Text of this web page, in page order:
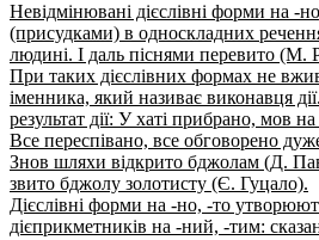
Невідмінювані дієслівні форми на -
(присудками) в односкладних
людині. І даль піснями перевито (М.
При таких дієслівних формах не
іменника, який називає виконавця
результат дії: У хаті прибрано, мов
Все переспівано, все обговорено
Знов шляхи відкрито бджолам (Д.
звито бджолу золотисту (Є. Гуцало).
Дієслівні форми на -но, -то
дієприкметників на -ний, -тим: